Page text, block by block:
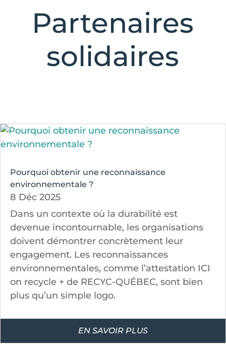
Partenaires
solidaires
Pourquoi obtenir une reconnaissance
environnementale ?
8 Déc 2025
Dans un contexte où la durabilité est
devenue incontournable, les organisations
doivent démontrer concrètement leur
engagement. Les reconnaissances
environnementales, comme l’attestation ICI
on recycle + de RECYC-QUÉBEC, sont bien
plus qu’un simple logo.
EN SAVOIR PLUS